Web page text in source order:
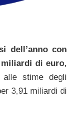
dell’anno con
miliardi di euro,
alle stime degli
3,91 miliardi di